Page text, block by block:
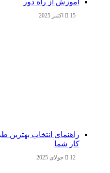
آموزش از راه دور
15 اکتبر 2025
راهنمای انتخاب بهترین
کار شما
12 جولای 2025